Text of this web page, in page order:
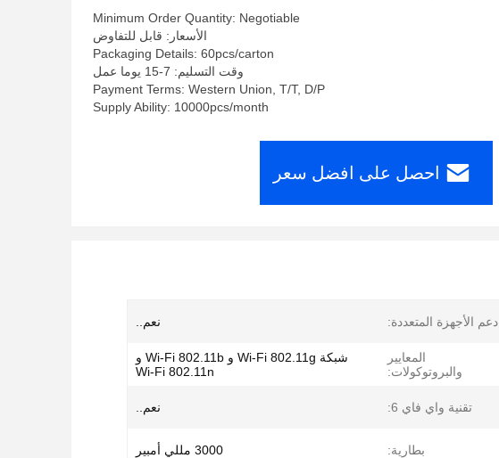
Minimum Order Quantity: Negotiable
الأسعار: قابل للتفاوض
Packaging Details: 60pcs/carton
وقت التسليم: 7-15 يوما عمل
Payment Terms: Western Union, T/T, D/P
Supply Ability: 10000pcs/month
احصل على افضل سعر
دعم الأجهزة المتعددة: نعم..
المعايير
والبروتوكولات:
شبكة Wi-Fi 802.11g و Wi-Fi 802.11b و
Wi-Fi 802.11n
تقنية واي فاي 6: نعم..
بطارية: 3000 مللي أمبير